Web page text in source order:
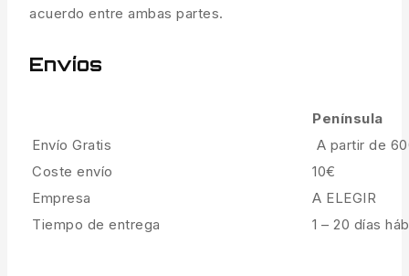
acuerdo entre ambas partes.
Envíos
Península
Envío Gratis
A partir de
Coste envío
10€
Empresa
A ELEGIR
Tiempo de entrega
1 – 20 días